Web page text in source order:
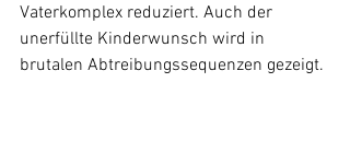
Vaterkomplex reduziert. Auch der
unerfüllte Kinderwunsch wird in
brutalen Abtreibungssequenzen gezeigt.